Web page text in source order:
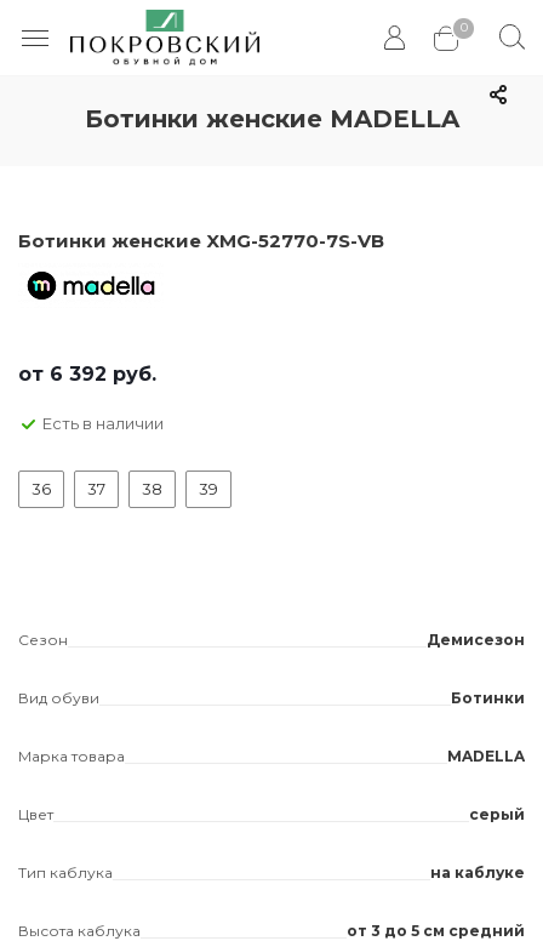
0
Ботинки женские MADELLA
Ботинки женские XMG-52770-7S-VB
от 6 392 руб.
Есть в наличии
36 37 38 39
Сезон Демисезон
Вид обуви Ботинки
Марка товара MADELLA
Цвет серый
Тип каблука на каблуке
Высота каблука от 3 до 5 см средний